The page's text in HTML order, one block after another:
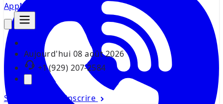
AppMsr
Aujourd'hui 08 août 2026
+1 (929) 207-2584
Se connecter S'inscrire